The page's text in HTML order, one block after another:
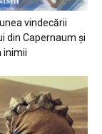
vindecării
din Capernaum și
inimii